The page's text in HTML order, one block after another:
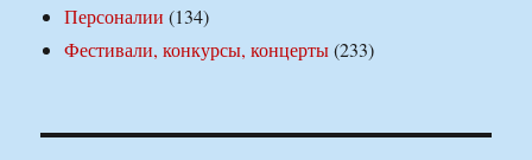
Персоналии (134)
Фестивали, конкурсы, концерты(233)